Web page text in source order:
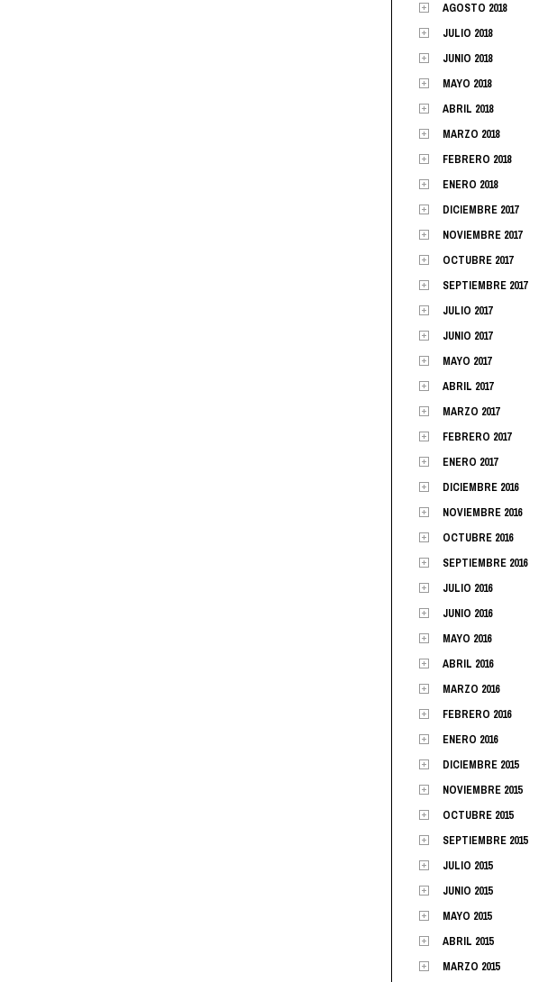
AGOSTO 2018
JULIO 2018
JUNIO 2018
MAYO 2018
ABRIL 2018
MARZO 2018
FEBRERO 2018
ENERO 2018
DICIEMBRE 2017
NOVIEMBRE 2017
OCTUBRE 2017
SEPTIEMBRE 2017
JULIO 2017
JUNIO 2017
MAYO 2017
ABRIL 2017
MARZO 2017
FEBRERO 2017
ENERO 2017
DICIEMBRE 2016
NOVIEMBRE 2016
OCTUBRE 2016
SEPTIEMBRE 2016
JULIO 2016
JUNIO 2016
MAYO 2016
ABRIL 2016
MARZO 2016
FEBRERO 2016
ENERO 2016
DICIEMBRE 2015
NOVIEMBRE 2015
OCTUBRE 2015
SEPTIEMBRE 2015
JULIO 2015
JUNIO 2015
MAYO 2015
ABRIL 2015
MARZO 2015